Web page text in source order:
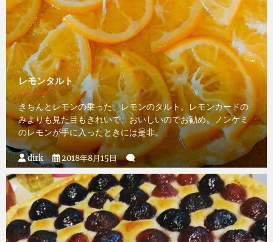
レモンタルト
きちんとレモンの乗った、レモンのタルト。レモンカードの
みよりも見た目もきれいで、おいしいのでお勧め。ノンケミ
のレモンが手に入ったときには是非。
dirk 2018年8月15日